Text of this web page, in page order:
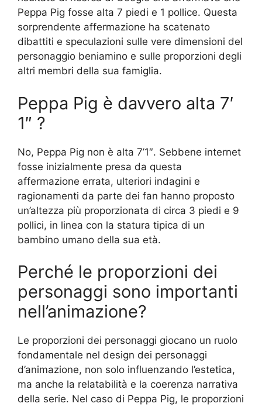
Peppa Pig fosse alta 7 piedi e 1 pollice. Questa
sorprendente affermazione ha scatenato
dibattiti e speculazioni sulle vere dimensioni del
personaggio beniamino e sulle proporzioni degli
altri membri della sua famiglia.
Peppa Pig è davvero alta 7′
1″ ?
No, Peppa Pig non è alta 7’1″. Sebbene internet
fosse inizialmente presa da questa
affermazione errata, ulteriori indagini e
ragionamenti da parte dei fan hanno proposto
un’altezza più proporzionata di circa 3 piedi e 9
pollici, in linea con la statura tipica di un
bambino umano della sua età.
Perché le proporzioni dei
personaggi sono importanti
nell’animazione?
Le proporzioni dei personaggi giocano un ruolo
fondamentale nel design dei personaggi
d’animazione, non solo influenzando l’estetica,
ma anche la relatabilità e la coerenza narrativa
della serie. Nel caso di Peppa Pig, le proporzioni